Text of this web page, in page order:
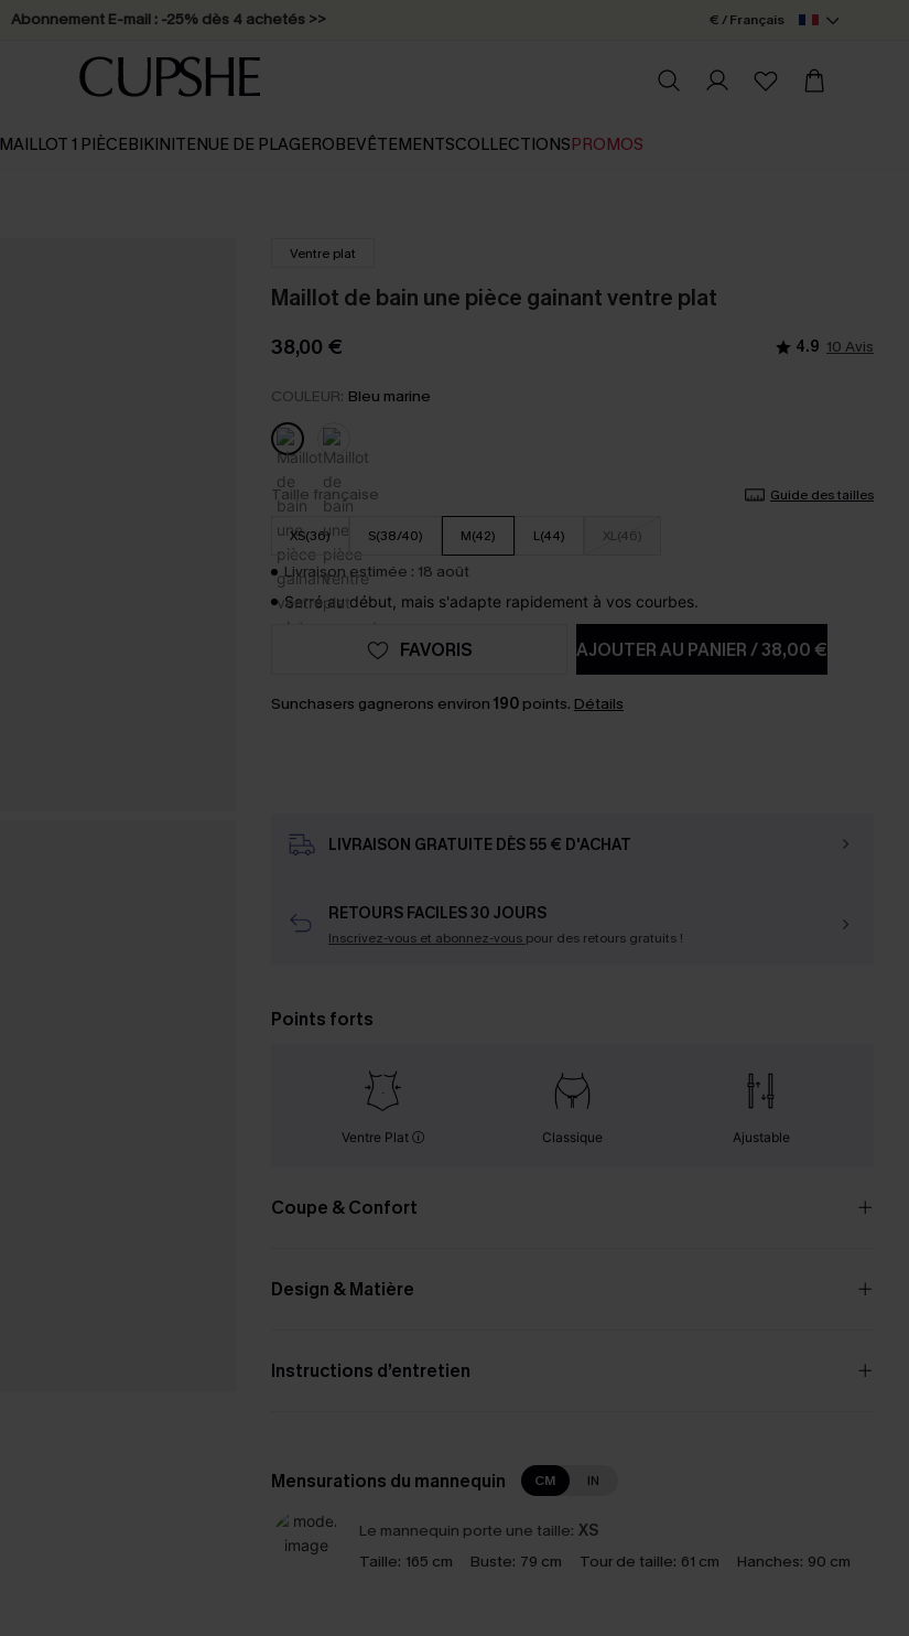
Abonnement E-mail : -25% dès 4 achetés >> € / Français
MAILLOT 1 PIÈCEBIKINITENUE DE PLAGEROBEVÊTEMENTSCOLLECTIONSPROMOS
Ventre plat
Maillot de bain une pièce gainant ventre plat
38,00 € 4.9 10 Avis
COULEUR: Bleu marine
Taille française Guide des tailles
XS(36) S(38/40) M(42) L(44) XL(46)
Livraison estimée : 18 août
Serré au début, mais s'adapte rapidement à vos courbes.
AJOUTER AU PANIER/38,00 €
FAVORIS
Sunchasers gagnerons environ 190points. Détails
LIVRAISON GRATUITE DÈS 55 € D'ACHAT
RETOURS FACILES 30 JOURS
Inscrivez-vous et abonnez-vous pour des retours gratuits !
Points forts
Ventre Plat Classique Ajustable
Coupe & Confort
Design & Matière
Instructions d’entretien
Mensurations du mannequin CM IN
Le mannequin porte une taille: XS
Taille: 165 cm Buste: 79 cm Tour de taille: 61 cm Hanches: 90 cm